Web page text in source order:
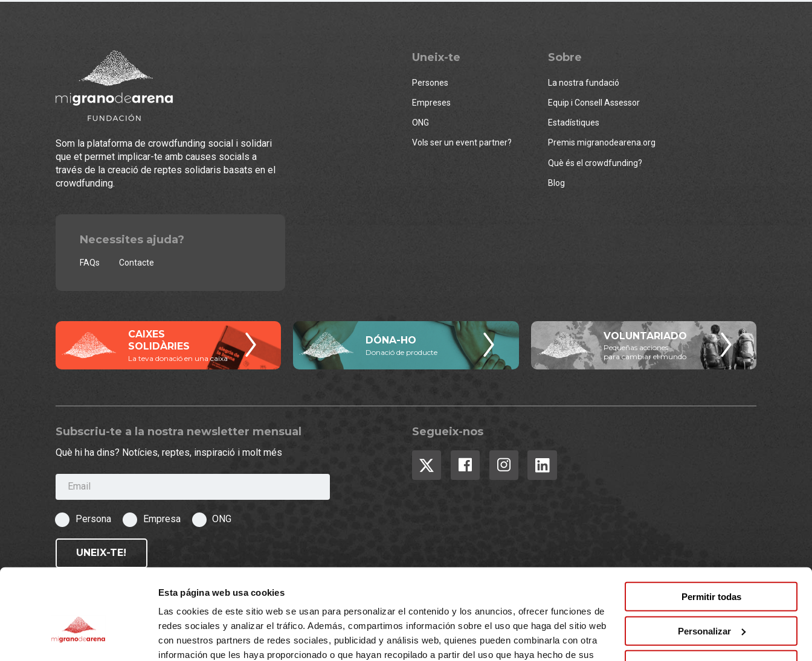
Esta página web usa cookies
Las cookies de este sitio web se usan para personalizar el contenido y los anuncios, ofrecer funciones de
redes sociales y analizar el tráfico. Además, compartimos información sobre el uso que haga del sitio web
con nuestros partners de redes sociales, publicidad y análisis web, quienes pueden combinarla con otra
información que les haya proporcionado o que hayan recopilado a partir del uso que haya hecho de sus
Permitir todas
Personalizar
Som la plataforma de crowdfunding social i solidari
que et permet implicar-te amb causes socials a
través de la creació de reptes solidaris basats en el
crowdfunding.
Necessites ajuda?
FAQs Contacte
Uneix-te
Persones
Empreses
ONG
Vols ser un event partner?
Sobre
La nostra fundació
Equip i Consell Assessor
Estadístiques
Premis migranodearena.org
Què és el crowdfunding?
Blog
CAIXES
SOLIDÀRIES
La teva donació en una caixa
DÓNA-HO
Donació de producte
VOLUNTARIADO
Pequeñas acciones
para cambiar el mundo
Subscriu-te a la nostra newsletter mensual
Què hi ha dins? Notícies, reptes, inspiració i molt més
Email
Persona Empresa ONG
UNEIX-TE!
Segueix-nos
© 2026 migranodearena.org - Tots els drets reservats Termes i condicions Política de privacitat Política de cookies